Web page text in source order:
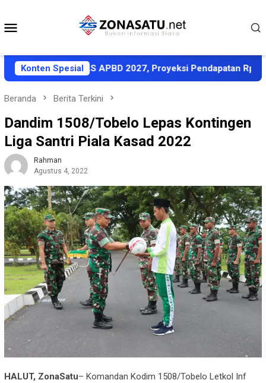
konten
Konten Spesial
KUA-PPAS APBD 2027, Proyeksi Pendapatan Rp1,8 Triliun
Beranda Berita Terkini
Dandim 1508/Tobelo Lepas Kontingen
Liga Santri Piala Kasad 2022
Rahman
Agustus 4, 2022
HALUT, ZonaSatu– Komandan Kodim 1508/Tobelo Letkol Inf